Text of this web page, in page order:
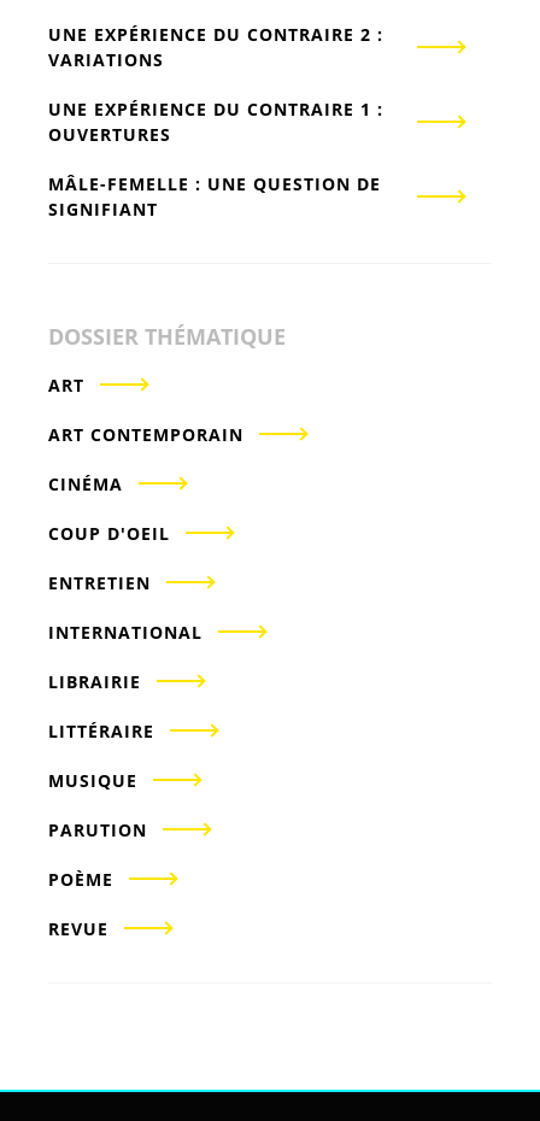
UNE EXPÉRIENCE DU CONTRAIRE 2 :
VARIATIONS
UNE EXPÉRIENCE DU CONTRAIRE 1 :
OUVERTURES
MÂLE-FEMELLE : UNE QUESTION DE
SIGNIFIANT
DOSSIER THÉMATIQUE
ART
ART CONTEMPORAIN
CINÉMA
COUP D'OEIL
ENTRETIEN
INTERNATIONAL
LIBRAIRIE
LITTÉRAIRE
MUSIQUE
PARUTION
POÈME
REVUE